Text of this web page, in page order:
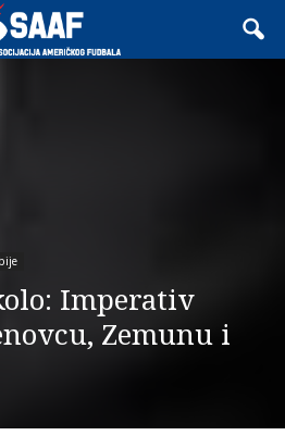
Imperativ
Zemunu i